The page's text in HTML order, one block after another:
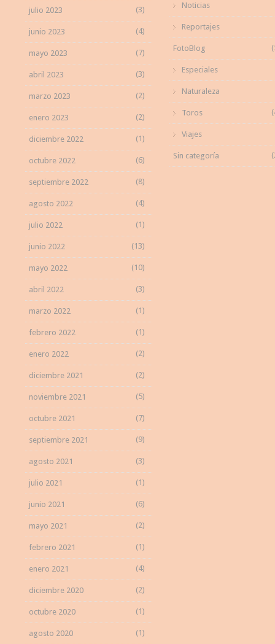
julio 2023 (3)
junio 2023 (4)
mayo 2023 (7)
abril 2023 (3)
marzo 2023 (2)
enero 2023 (2)
diciembre 2022 (1)
octubre 2022 (6)
septiembre 2022 (8)
agosto 2022 (4)
julio 2022 (1)
junio 2022 (13)
mayo 2022 (10)
abril 2022 (3)
marzo 2022 (1)
febrero 2022 (1)
enero 2022 (2)
diciembre 2021 (2)
noviembre 2021 (5)
octubre 2021 (7)
septiembre 2021 (9)
agosto 2021 (3)
julio 2021 (1)
junio 2021 (6)
mayo 2021 (2)
febrero 2021 (1)
enero 2021 (4)
diciembre 2020 (2)
octubre 2020 (1)
agosto 2020 (1)
Noticias
Reportajes
FotoBlog
Especiales
Naturaleza
Toros
Viajes
Sin categoría